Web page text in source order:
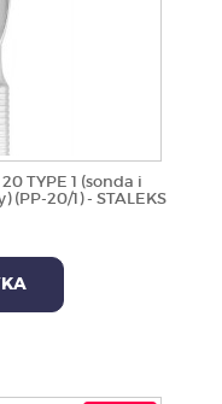
TYPE 1 (sonda i
20/1) - STALEKS